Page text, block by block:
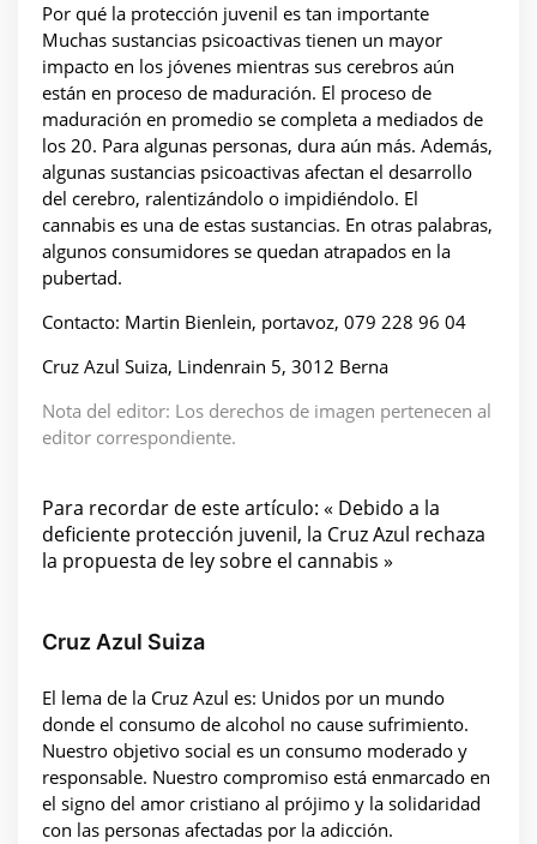
Por qué la protección juvenil es tan importante
Muchas sustancias psicoactivas tienen un mayor
impacto en los jóvenes mientras sus cerebros aún
están en proceso de maduración. El proceso de
maduración en promedio se completa a mediados de
los 20. Para algunas personas, dura aún más. Además,
algunas sustancias psicoactivas afectan el desarrollo
del cerebro, ralentizándolo o impidiéndolo. El
cannabis es una de estas sustancias. En otras palabras,
algunos consumidores se quedan atrapados en la
pubertad.
Contacto: Martin Bienlein, portavoz, 079 228 96 04
Cruz Azul Suiza, Lindenrain 5, 3012 Berna
Nota del editor: Los derechos de imagen pertenecen al
editor correspondiente.
Para recordar de este artículo: « Debido a la
deficiente protección juvenil, la Cruz Azul rechaza
la propuesta de ley sobre el cannabis »
Cruz Azul Suiza
El lema de la Cruz Azul es: Unidos por un mundo
donde el consumo de alcohol no cause sufrimiento.
Nuestro objetivo social es un consumo moderado y
responsable. Nuestro compromiso está enmarcado en
el signo del amor cristiano al prójimo y la solidaridad
con las personas afectadas por la adicción.